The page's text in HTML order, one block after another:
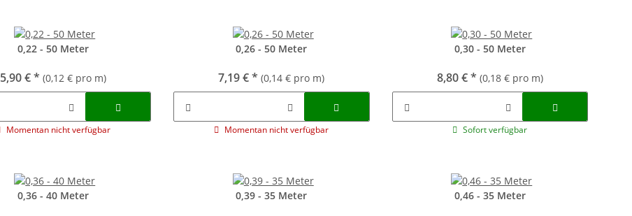
0,22 - 50 Meter
5,90 €* (0,12 € pro m)
Momentan nicht verfügbar
0,26 - 50 Meter
7,19 €* (0,14 € pro m)
Momentan nicht verfügbar
0,30 - 50 Meter
8,80 €* (0,18 € pro m)
Sofort verfügbar
0,36 - 40 Meter 0,39 - 35 Meter 0,46 - 35 Meter